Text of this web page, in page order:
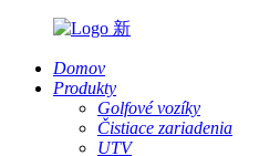
Domov
Produkty
Golfové vozíky
Čistiace zariadenia
UTV